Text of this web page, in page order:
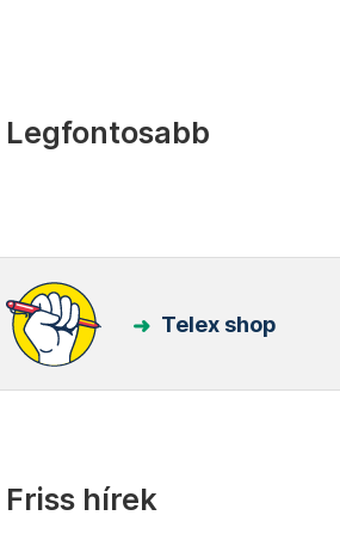
Legfontosabb
Telex shop
Friss hírek